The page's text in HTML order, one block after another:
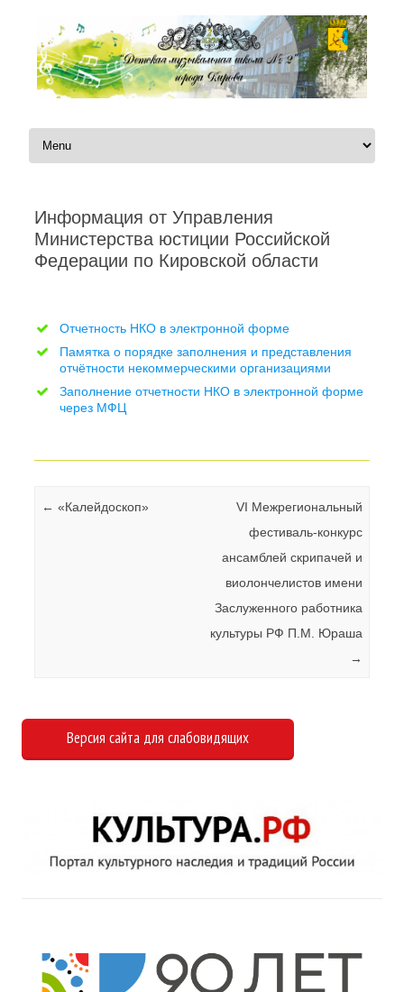
Перейти к содержимому
Информация от Управления
Министерства юстиции Российской
Федерации по Кировской области
Отчетность НКО в электронной форме
Памятка о порядке заполнения и представления
отчётности некоммерческими организациями
Заполнение отчетности НКО в электронной форме
через МФЦ
Навигация по записям
← «Калейдоскоп»
VI Межрегиональный
фестиваль-конкурс
ансамблей скрипачей и
виолончелистов имени
Заслуженного работника
культуры РФ П.М. Юраша
→
Версия сайта для слабовидящих